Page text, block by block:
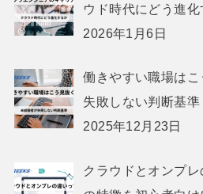
ウド時代にどう進
2026年1月6日
働きやすい職場は
失敗しない判断基準
2025年12月23日
クラウドとオンプ